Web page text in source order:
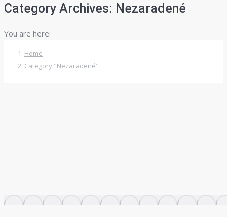
Category Archives: Nezaradené
You are here:
Home
Category "Nezaradené"